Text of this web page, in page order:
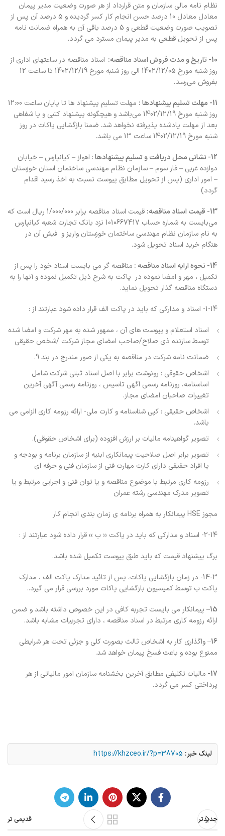
نظام نامه مالی سازمان و متن قرارداد از هر صورت وضعیت مدیر پیمان
معادل معادل 10 درصد حسن انجام کار کسر گردیده و 5 درصد آن پس از
تصويب صورت وضعيت قطعي و 5 درصد باقی آن به همراه ضمانت نامه
پس از تحویل قطعی به مدیر پیمان مسترد می گردد.
10- تاریخ و مدت فروش اسناد مناقصه: ‌ ‌
اسناد مناقصه در ساعتهاي‌ اداري‌ از
روز شنبه مورخ‌ 1402/12/05 الي روز شنبه مورخ 1402/12/19 تا ساعت 12
بفروش‌ مي‌رسد.
11- مهلت‌ تسليم‌ پيشنهادها :
مهلت تسلیم پیشنهاد ها تا پایان ساعت 12:00
روز شنبه مورخ 1402/12/19 مي‌باشد و هیچگونه پیشنهاد کتبی و یا شفاهی
بعد از مهلت یادشده پذیرفته نخواهد شد. ضمنا بازگشایی پاکات در روز
شنبه مورخ 1402/12/19 ساعت 13 می باشد.
12- نشاني‌ محل‌ دریافت و تسليم‌ پيشنهادها :
اهواز – کیانپارس – خیابان
دوازده غربی – فاز سوم – سازمان نظام مهندسی ساختمان استان خوزستان
– امور اداری (پس از تحویل مطابق پیوست نسبت به اخذ رسید اقدام
گردد)
13- قيمت‌ اسناد مناقصه‌:
قیمت اسناد مناقصه برابر 1/000/000 ريال‌ است‌ كه
مي‌بايست به‌ شماره حساب 1010667417 نزد بانک تجارت شعبه کیانپارس
به نام سازمان نظام مهندسی ساختمان خوزستان واريز و فیش آن در
هنگام خرید اسناد تحويل‌ شود.
14- نحوه ارایه اسناد مناقصه :
مناقصه گر می بایست اسناد خود را پس از
تکمیل ، مهر و امضا نموده در پاکت به شرح ذیل تکمیل نموده و آنها را به
دستگاه مناقصه گذار تحویل نماید.
1-14- اسناد و مداركي كه بايد در پاكت الف قرار داده شود عبارتند از :
اسناد استعلام و پیوست های آن ، ممهور شده به مهر شرکت و امضا شده
توسط سازنده ذی صلاح/صاحب امضای مجاز شرکت /شخص حقیقی
ضمانت نامه شركت در مناقصه به یکی از صور مندرج در بند 9.
اشخاص حقوقی : رونوشت برابر با اصل اسناد ثبتی شرکت شامل
اساسنامه، روزنامه رسمی اگهی تاسیس ، روزنامه رسمی آگهی آخرین
تغییرات صاحبان امضای مجاز.
اشخاص حقیقی : کپی شناسنامه و کارت ملی- ارائه رزومه کاری الزامی می
باشد.
تصویر گواهینامه مالیات بر ارزش افزوده (برای اشخاص حقوقی).
تصویر برابر اصل صلاحیت پیمانکاری ابنیه از سازمان برنامه و بودجه و
یا افراد حقیقی دارای کارت مهارت فنی از سازمان فنی و حرفه ای
رزومه کاری مرتبط با موضوع مناقصه و یا توان فنی و اجرایی مرتبط و یا
تصویر مدرک مهندسی رشته عمران
مجوز HSE پیمانکار به همراه برنامه ی زمان بندی انجام کار
2-14- اسناد و مداركي كه بايد در پاكت ‹‹ ب ›› قرار داده شود عبارتند از :
برگ پيشنهاد قيمت كه بايد طبق پیوست تكميل شده باشد.
14-3- در زمان بازگشایی پاكات، پس از تائيد مدارك پاكت الف ، مدارك
پاكت ب توسط كميسيون بازگشايي پاكات مورد بررسي قرار مي گيرد..
15– پیمانکار می بایست تجربه کافی در این خصوص داشته باشد و ضمن
ارائه رزومه کاری مرتبط در اسناد مناقصه ، دارای تجربیات مشابه باشد.
16– واگذاری کار به اشخاص ثالث بصورت کلی و جزئی تحت هر شرایطی
ممنوع بوده و باعث فسخ پیمان خواهد شد.
17- مالیات تکلیفی مطابق آخرین بخشنامه سازمان امور مالیاتی از هر
پرداختی کسر می گردد.
لینک خبر: https://khzceo.ir/?p=38705
جدیدتر قدیمی تر